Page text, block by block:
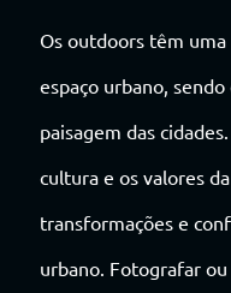
Os outdoors têm
espaço urbano,
paisagem das
cultura e os valores
transformações e
urbano. Fotografar